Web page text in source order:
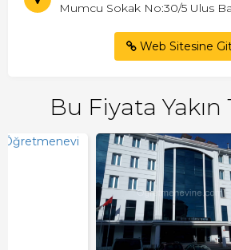
Mumcu Sokak No:30/5 Ulus
Web Sitesine
Bu Fiyata Yakın